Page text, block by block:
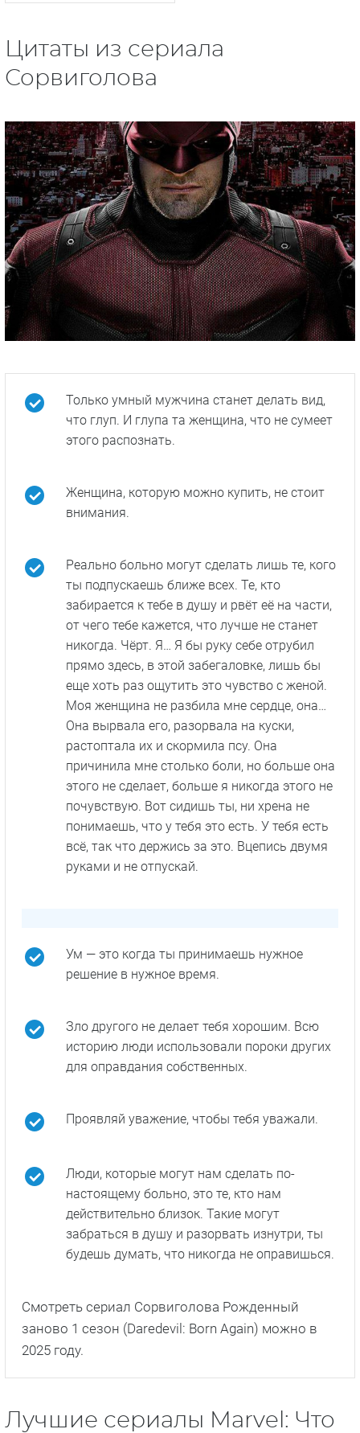
Цитаты из сериала
Сорвиголова
Только умный мужчина станет делать вид,
что глуп. И глупа та женщина, что не сумеет
этого распознать.
Женщина, которую можно купить, не стоит
внимания.
Реально больно могут сделать лишь те, кого
ты подпускаешь ближе всех. Те, кто
забирается к тебе в душу и рвёт её на части,
от чего тебе кажется, что лучше не станет
никогда. Чёрт. Я… Я бы руку себе отрубил
прямо здесь, в этой забегаловке, лишь бы
еще хоть раз ощутить это чувство с женой.
Моя женщина не разбила мне сердце, она…
Она вырвала его, разорвала на куски,
растоптала их и скормила псу. Она
причинила мне столько боли, но больше она
этого не сделает, больше я никогда этого не
почувствую. Вот сидишь ты, ни хрена не
понимаешь, что у тебя это есть. У тебя есть
всё, так что держись за это. Вцепись двумя
руками и не отпускай.
Ум — это когда ты принимаешь нужное
решение в нужное время.
Зло другого не делает тебя хорошим. Всю
историю люди использовали пороки других
для оправдания собственных.
Проявляй уважение, чтобы тебя уважали.
Люди, которые могут нам сделать по-
настоящему больно, это те, кто нам
действительно близок. Такие могут
забраться в душу и разорвать изнутри, ты
будешь думать, что никогда не оправишься.
Смотреть сериал Сорвиголова Рожденный
заново 1 сезон (Daredevil: Born Again) можно в
2025 году.
Лучшие сериалы Marvel: Что